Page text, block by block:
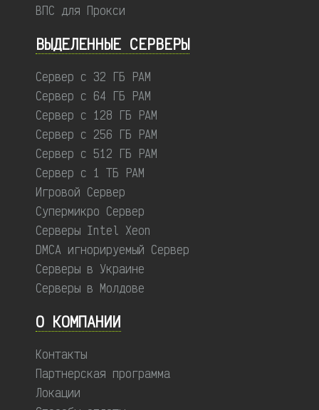
ВПС для Прокси
ВЫДЕЛЕННЫЕ CЕРВЕРЫ
Сервер с 32 ГБ РАМ
Сервер с 64 ГБ РАМ
Сервер с 128 ГБ РАМ
Сервер с 256 ГБ РАМ
Сервер с 512 ГБ РАМ
Сервер с 1 ТБ РАМ
Игровой Сервер
Супермикро Сервер
Серверы Intel Xeon
DMCA игнорируемый Сервер
Серверы в Украине
Серверы в Молдове
О КОМПАНИИ
Контакты
Партнерская программа
Локации